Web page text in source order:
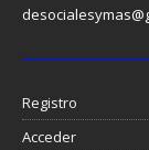
Registro
Acceder